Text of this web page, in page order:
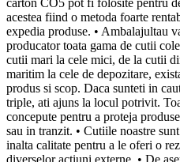
acestea fiind o metoda foarte
expedia produse. • Ambalajultau
producator toata gama de cutii
cutii mari la cele mici, de la cutii
maritim la cele de depozitare,
produs si scop. Daca sunteti in
triple, ati ajuns la locul potrivit.
concepute pentru a proteja
sau in tranzit. • Cutiile noastre
inalta calitate pentru a le oferi o
diverselor actiuni externe. • De